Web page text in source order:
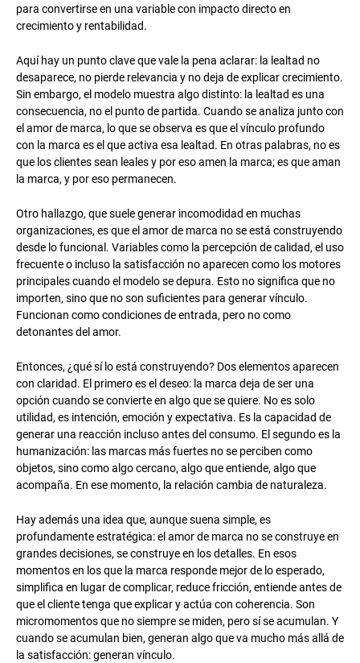
para convertirse en una variable con impacto directo en
crecimiento y rentabilidad.
Aquí hay un punto clave que vale la pena aclarar: la lealtad no
desaparece, no pierde relevancia y no deja de explicar crecimiento.
Sin embargo, el modelo muestra algo distinto: la lealtad es una
consecuencia, no el punto de partida. Cuando se analiza junto con
el amor de marca, lo que se observa es que el vínculo profundo
con la marca es el que activa esa lealtad. En otras palabras, no es
que los clientes sean leales y por eso amen la marca; es que aman
la marca, y por eso permanecen.
Otro hallazgo, que suele generar incomodidad en muchas
organizaciones, es que el amor de marca no se está construyendo
desde lo funcional. Variables como la percepción de calidad, el uso
frecuente o incluso la satisfacción no aparecen como los motores
principales cuando el modelo se depura. Esto no significa que no
importen, sino que no son suficientes para generar vínculo.
Funcionan como condiciones de entrada, pero no como
detonantes del amor.
Entonces, ¿qué sí lo está construyendo? Dos elementos aparecen
con claridad. El primero es el deseo: la marca deja de ser una
opción cuando se convierte en algo que se quiere. No es solo
utilidad, es intención, emoción y expectativa. Es la capacidad de
generar una reacción incluso antes del consumo. El segundo es la
humanización: las marcas más fuertes no se perciben como
objetos, sino como algo cercano, algo que entiende, algo que
acompaña. En ese momento, la relación cambia de naturaleza.
Hay además una idea que, aunque suena simple, es
profundamente estratégica: el amor de marca no se construye en
grandes decisiones, se construye en los detalles. En esos
momentos en los que la marca responde mejor de lo esperado,
simplifica en lugar de complicar, reduce fricción, entiende antes de
que el cliente tenga que explicar y actúa con coherencia. Son
micromomentos que no siempre se miden, pero sí se acumulan. Y
cuando se acumulan bien, generan algo que va mucho más allá de
la satisfacción: generan vínculo.